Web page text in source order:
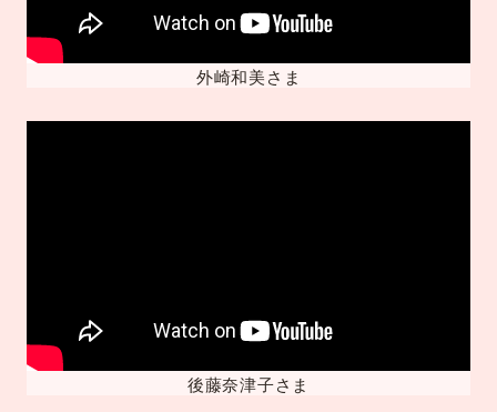
外崎和美さま
後藤奈津子さま